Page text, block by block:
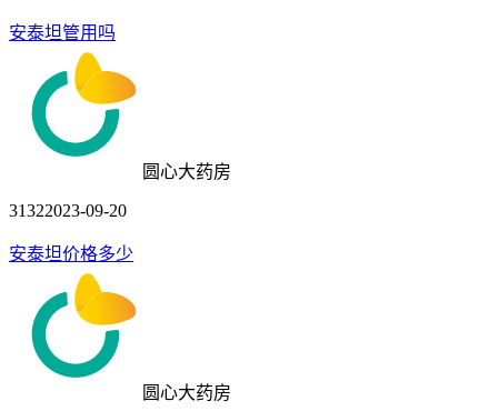
安泰坦管用吗
圆心大药房
31322023-09-20
安泰坦价格多少
圆心大药房